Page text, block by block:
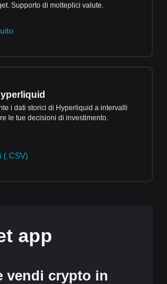
Supporto di molteplici valute.
i dati storici di Hyperliquid a intervalli
le tue decisioni di investimento.
(.CSV)
app
vendi crypto in